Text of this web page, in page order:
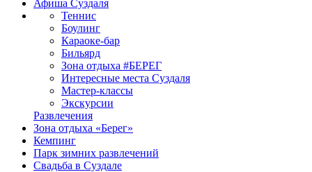
Афиша Суздаля
Теннис
Боулинг
Караоке-бар
Бильярд
Зона отдыха #БЕРЕГ
Интересные места Суздаля
Мастер-классы
Экскурсии
Развлечения
Зона отдыха «Берег»
Кемпинг
Парк зимних развлечений
Свадьба в Суздале